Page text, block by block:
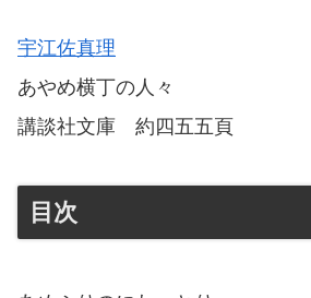
宇江佐真理
あやめ横丁の人々
講談社文庫 約四五五頁
目次